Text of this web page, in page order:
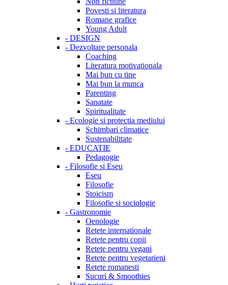
Povesti si literatura
Romane grafice
Young Adult
- DESIGN
- Dezvoltare personala
Coaching
Literatura motivationala
Mai bun cu tine
Mai bun la munca
Parenting
Sanatate
Spiritualitate
- Ecologie si protectia mediului
Schimbari climatice
Sustenabilitate
- EDUCATIE
Pedagogie
- Filosofie si Eseu
Eseu
Filosofie
Stoicism
Filosofie si sociologie
- Gastronomie
Oenologie
Retete internationale
Retete pentru copii
Retete pentru vegani
Retete pentru vegetarieni
Retete romanesti
Sucuri & Smoothies